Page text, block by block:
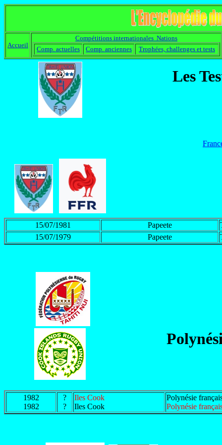
Accueil
Compétitions internationales Nations
Comp. actuelles
Comp. anciennes Trophées, challenges et tests
Les
15/07/1981 Papeete
15/07/1979
Papeete
1982
1982
?
?
Iles Cook
Iles Cook
Polynésie
Polynésie